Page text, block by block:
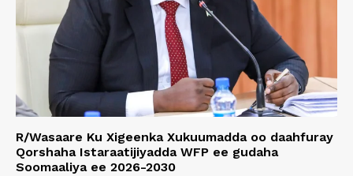
R/Wasaare Ku Xigeenka Xukuumadda oo daahfuray
Qorshaha Istaraatijiyadda WFP ee gudaha
Soomaaliya ee 2026-2030